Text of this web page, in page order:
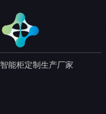
智能柜定制生产厂家